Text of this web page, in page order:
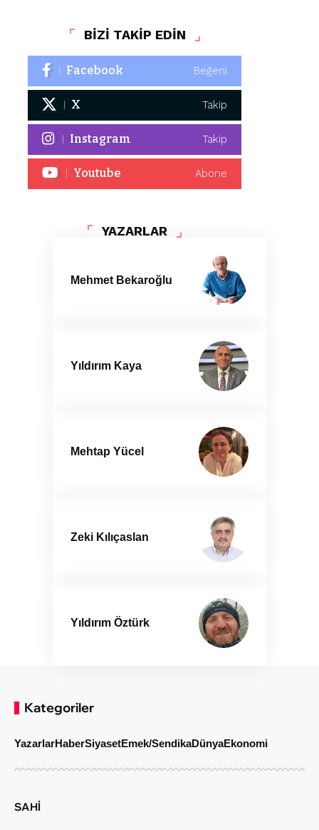
BİZİ TAKİP EDİN
Facebook Beğeni
X Takip
Instagram Takip
Youtube Abone
YAZARLAR
Mehmet Bekaroğlu
Yıldırım Kaya
Mehtap Yücel
Zeki Kılıçaslan
Yıldırım Öztürk
Kategoriler
YazarlarHaberSiyasetEmek/SendikaDünyaEkonomi
SAHİ